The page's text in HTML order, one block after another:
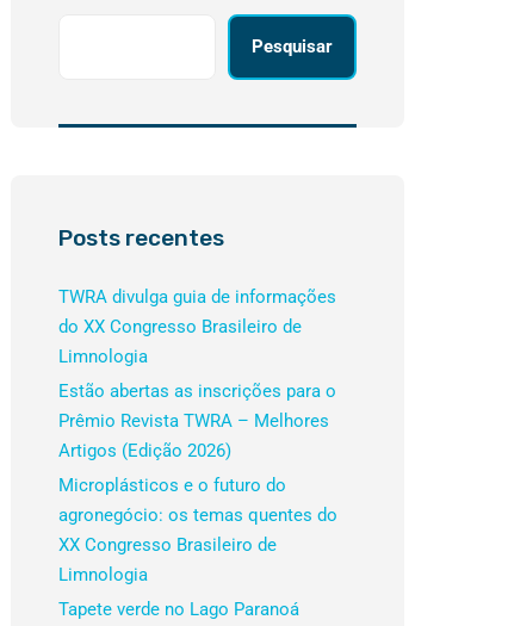
Pesquisar
Posts recentes
TWRA divulga guia de informações
do XX Congresso Brasileiro de
Limnologia
Estão abertas as inscrições para o
Prêmio Revista TWRA – Melhores
Artigos (Edição 2026)
Microplásticos e o futuro do
agronegócio: os temas quentes do
XX Congresso Brasileiro de
Limnologia
Tapete verde no Lago Paranoá